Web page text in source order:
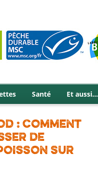
Santé Et aussi…
: COMMENT
DE
SUR